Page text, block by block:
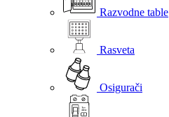
Razvodne table
Rasveta
Osigurači